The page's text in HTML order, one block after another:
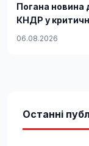
Погана новина
КНДР у
06.08.2026
Останні